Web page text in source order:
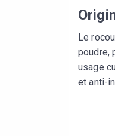
Le
poudre,
usage
et anti-